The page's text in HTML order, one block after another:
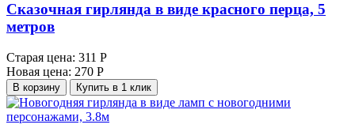
Сказочная гирлянда в виде красного перца, 5
метров
Старая цена: 311 Р
Новая цена: 270 Р
В корзину Купить в 1 клик